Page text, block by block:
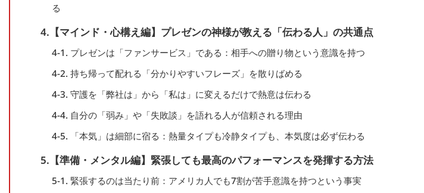
る
4.【マインド・心構え編】プレゼンの神様が教える「伝わる人」の共通点
4-1. プレゼンは「ファンサービス」である：相手への贈り物という意識を持つ
4-2. 持ち帰って配れる「分かりやすいフレーズ」を散りばめる
4-3. 守護を「弊社は」から「私は」に変えるだけで熱意は伝わる
4-4. 自分の「弱み」や「失敗談」を語れる人が信頼される理由
4-5. 「本気」は細部に宿る：熱量タイプも冷静タイプも、本気度は必ず伝わる
5.【準備・メンタル編】緊張しても最高のパフォーマンスを発揮する方法
5-1. 緊張するのは当たり前：アメリカ人でも7割が苦手意識を持つという事実